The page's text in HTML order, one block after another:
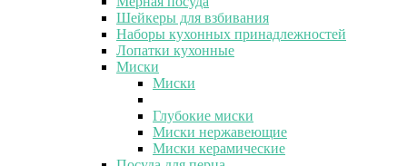
Шейкеры для взбивания
Наборы кухонных принадлежностей
Лопатки кухонные
Миски
Миски
Глубокие миски
Миски нержавеющие
Миски керамические